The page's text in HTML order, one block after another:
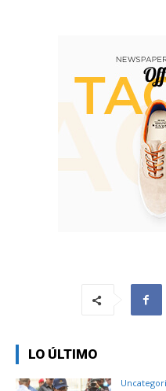
LO ÚLTIMO